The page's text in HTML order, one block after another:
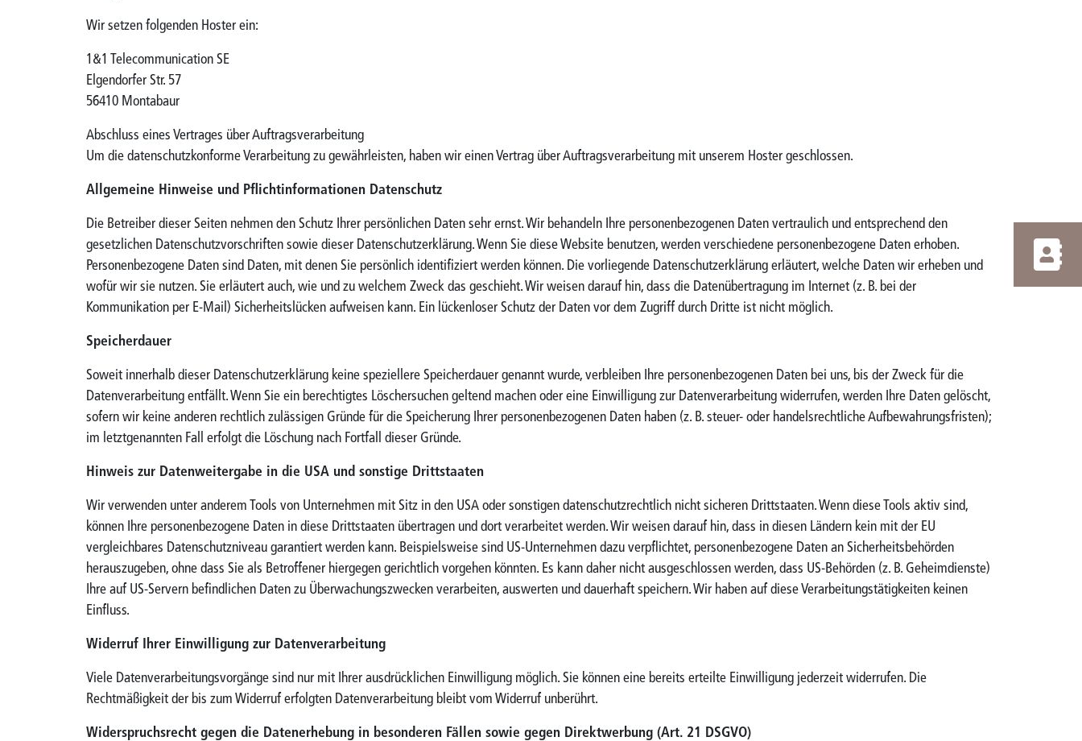
Wir setzen folgenden Hoster ein:
1&1 Telecommunication SE
Elgendorfer Str. 57
56410 Montabaur
Abschluss eines Vertrages über Auftragsverarbeitung
Um die datenschutzkonforme Verarbeitung zu gewährleisten, haben wir einen Vertrag über Auftragsverarbeitung mit unserem Hoster geschlossen.
Allgemeine Hinweise und Pflichtinformationen Datenschutz
Die Betreiber dieser Seiten nehmen den Schutz Ihrer persönlichen Daten sehr ernst. Wir behandeln Ihre personenbezogenen Daten vertraulich und entsprechend den
gesetzlichen Datenschutzvorschriften sowie dieser Datenschutzerklärung. Wenn Sie diese Website benutzen, werden verschiedene personenbezogene Daten erhoben.
Personenbezogene Daten sind Daten, mit denen Sie persönlich identifiziert werden können. Die vorliegende Datenschutzerklärung erläutert, welche Daten wir erheben und
wofür wir sie nutzen. Sie erläutert auch, wie und zu welchem Zweck das geschieht. Wir weisen darauf hin, dass die Datenübertragung im Internet (z. B. bei der
Kommunikation per E-Mail) Sicherheitslücken aufweisen kann. Ein lückenloser Schutz der Daten vor dem Zugriff durch Dritte ist nicht möglich.
Speicherdauer
Soweit innerhalb dieser Datenschutzerklärung keine speziellere Speicherdauer genannt wurde, verbleiben Ihre personenbezogenen Daten bei uns, bis der Zweck für die
Datenverarbeitung entfällt. Wenn Sie ein berechtigtes Löschersuchen geltend machen oder eine Einwilligung zur Datenverarbeitung widerrufen, werden Ihre Daten gelöscht,
sofern wir keine anderen rechtlich zulässigen Gründe für die Speicherung Ihrer personenbezogenen Daten haben (z. B. steuer- oder handelsrechtliche Aufbewahrungsfristen);
im letztgenannten Fall erfolgt die Löschung nach Fortfall dieser Gründe.
Hinweis zur Datenweitergabe in die USA und sonstige Drittstaaten
Wir verwenden unter anderem Tools von Unternehmen mit Sitz in den USA oder sonstigen datenschutzrechtlich nicht sicheren Drittstaaten. Wenn diese Tools aktiv sind,
können Ihre personenbezogene Daten in diese Drittstaaten übertragen und dort verarbeitet werden. Wir weisen darauf hin, dass in diesen Ländern kein mit der EU
vergleichbares Datenschutzniveau garantiert werden kann. Beispielsweise sind US-Unternehmen dazu verpflichtet, personenbezogene Daten an Sicherheitsbehörden
herauszugeben, ohne dass Sie als Betroffener hiergegen gerichtlich vorgehen könnten. Es kann daher nicht ausgeschlossen werden, dass US-Behörden (z. B. Geheimdienste)
Ihre auf US-Servern befindlichen Daten zu Überwachungszwecken verarbeiten, auswerten und dauerhaft speichern. Wir haben auf diese Verarbeitungstätigkeiten keinen
Einfluss.
Widerruf Ihrer Einwilligung zur Datenverarbeitung
Viele Datenverarbeitungsvorgänge sind nur mit Ihrer ausdrücklichen Einwilligung möglich. Sie können eine bereits erteilte Einwilligung jederzeit widerrufen. Die
Rechtmäßigkeit der bis zum Widerruf erfolgten Datenverarbeitung bleibt vom Widerruf unberührt.
Widerspruchsrecht gegen die Datenerhebung in besonderen Fällen sowie gegen Direktwerbung (Art. 21 DSGVO)